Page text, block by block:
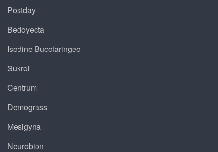
Postday
Bedoyecta
Isodine Bucofaringeo
Sukrol
Centrum
Demograss
Mesigyna
Neurobion